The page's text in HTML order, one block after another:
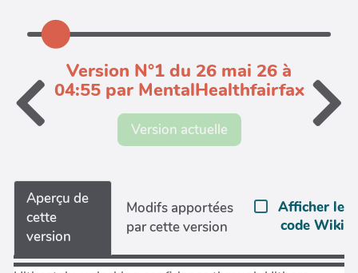
Version N°1 du 26 mai 26 à
04:55 par MentalHealthfairfax
Version actuelle
Aperçu de
cette
version
Modifs apportées
par cette version
Afficher le
code Wiki